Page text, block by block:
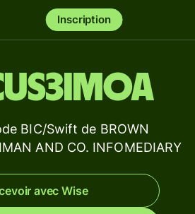
Inscription
BIC/Swift de BROWN
AND CO. INFOMEDIARY
avec Wise